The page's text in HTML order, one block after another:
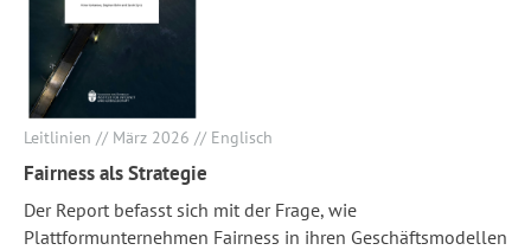
Leitlinien // März 2026 // Englisch
Fairness als Strategie
Der Report befasst sich mit der Frage, wie
Plattformunternehmen Fairness in ihren Geschäftsmodellen